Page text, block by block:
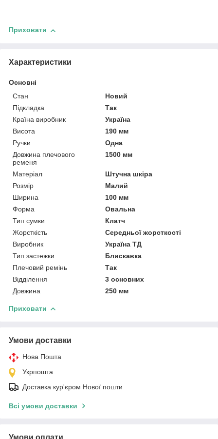
Приховати
Характеристики
Основні
Стан
Новий
Підкладка
Так
Країна виробник
Україна
Висота
190 мм
Ручки
Одна
Довжина плечового
ременя
1500 мм
Матеріал
Штучна шкіра
Розмір
Малий
Ширина
100 мм
Форма
Овальна
Тип сумки
Клатч
Жорсткість
Середньої жорсткості
Виробник
Україна ТД
Тип застежки
Блискавка
Плечовий ремінь
Так
Відділення
3 основних
Довжина
250 мм
Приховати
Умови доставки
Нова Пошта
Укрпошта
Доставка кур'єром Нової пошти
Всі умови доставки
Умови оплати